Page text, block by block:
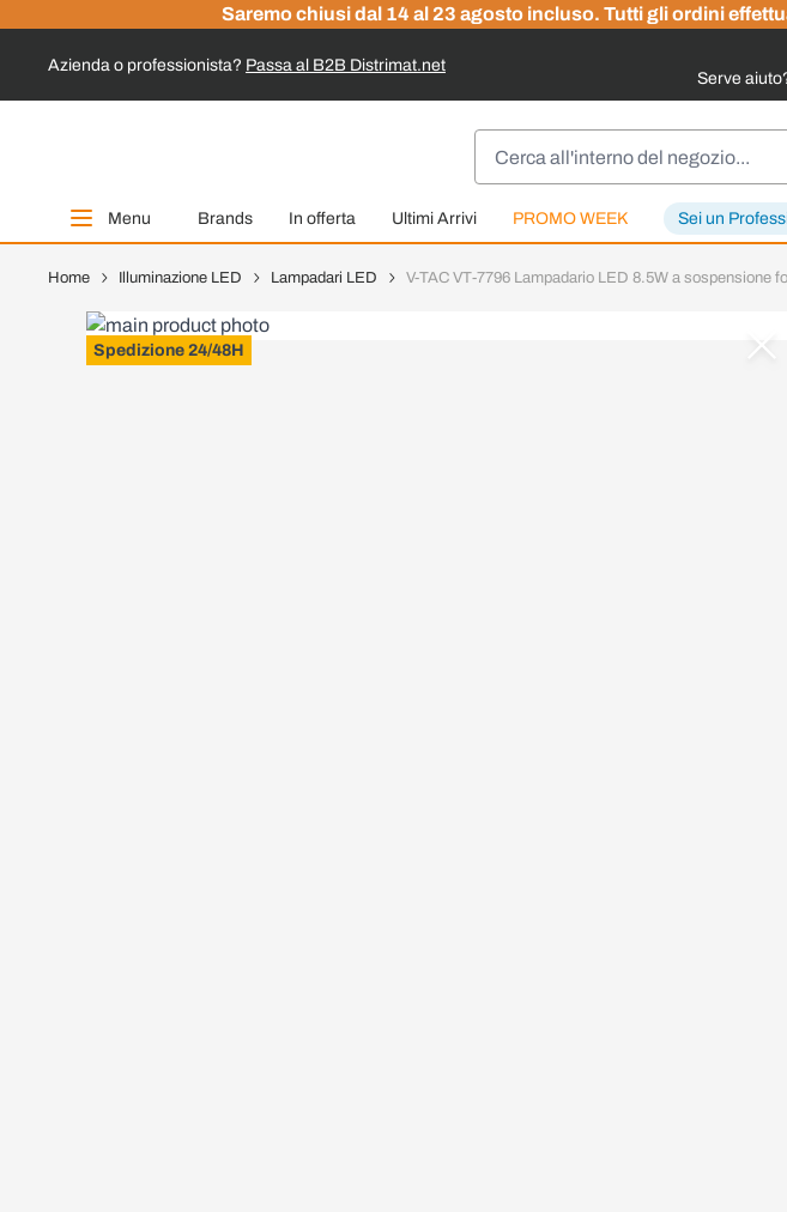
Saremo chiusi dal 14 al 23 agosto incluso. Tutti gli ordini
Azienda o professionista? Passa al B2B Distrimat.net
Serve
Menu Brands In offerta Ultimi Arrivi PROMO WEEK Sei un
Home Illuminazione LED Lampadari LED V-TAC VT-7796 Lampadario LED 8.5W a sospensione
Spedizione 24/48H